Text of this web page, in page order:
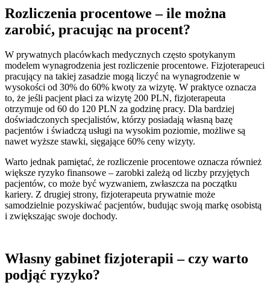
Rozliczenia procentowe – ile można
zarobić, pracując na procent?
W prywatnych placówkach medycznych często spotykanym
modelem wynagrodzenia jest rozliczenie procentowe. Fizjoterapeuci
pracujący na takiej zasadzie mogą liczyć na wynagrodzenie w
wysokości od 30% do 60% kwoty za wizytę. W praktyce oznacza
to, że jeśli pacjent płaci za wizytę 200 PLN, fizjoterapeuta
otrzymuje od 60 do 120 PLN za godzinę pracy. Dla bardziej
doświadczonych specjalistów, którzy posiadają własną bazę
pacjentów i świadczą usługi na wysokim poziomie, możliwe są
nawet wyższe stawki, sięgające 60% ceny wizyty.
Warto jednak pamiętać, że rozliczenie procentowe oznacza również
większe ryzyko finansowe – zarobki zależą od liczby przyjętych
pacjentów, co może być wyzwaniem, zwłaszcza na początku
kariery. Z drugiej strony, fizjoterapeuta prywatnie może
samodzielnie pozyskiwać pacjentów, budując swoją markę osobistą
i zwiększając swoje dochody.
Własny gabinet fizjoterapii – czy warto
podjąć ryzyko?